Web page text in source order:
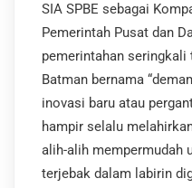
SIA SPBE sebagai
Pemerintah Pusat dan
pemerintahan
Batman bernama
inovasi baru atau
hampir selalu
alih-alih mempermudah
terjebak dalam labirin